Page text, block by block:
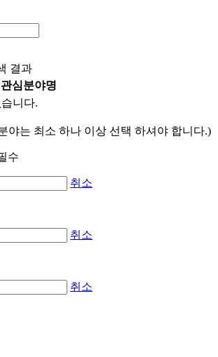
결과
관심분야명
니다.
야는 최소 하나 이상 선택 하셔야 합니다.)
취소
취소
취소